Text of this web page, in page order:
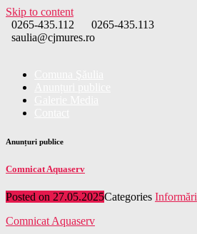
Skip to content
0265-435.112
0265-435.113
saulia@cjmures.ro
Anunțuri publice
Comnicat Aquaserv
Posted on 27.05.2025Categories Informări
Comnicat Aquaserv